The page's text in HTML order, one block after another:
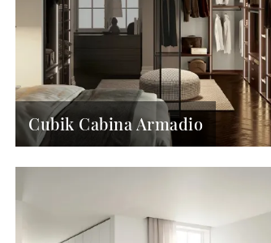
Cubik Cabina Armadio